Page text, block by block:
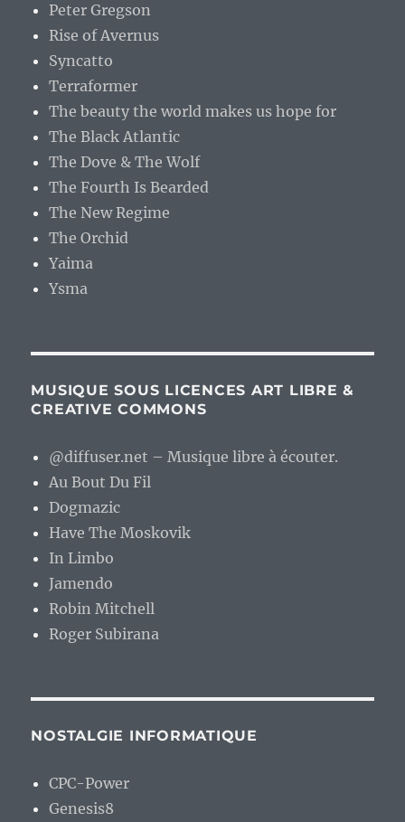
Peter Gregson
Rise of Avernus
Syncatto
Terraformer
The beauty the world makes us hope for
The Black Atlantic
The Dove & The Wolf
The Fourth Is Bearded
The New Regime
The Orchid
Yaima
Ysma
MUSIQUE SOUS LICENCES ART LIBRE &
CREATIVE COMMONS
@diffuser.net – Musique libre à écouter.
Au Bout Du Fil
Dogmazic
Have The Moskovik
In Limbo
Jamendo
Robin Mitchell
Roger Subirana
NOSTALGIE INFORMATIQUE
CPC-Power
Genesis8